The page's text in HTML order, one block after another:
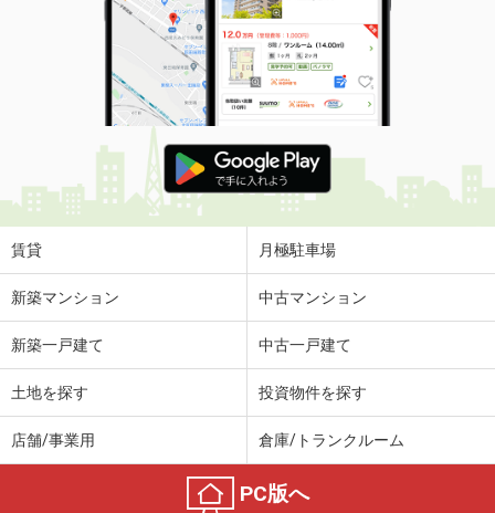
賃貸 月極駐車場
新築マンション 中古マンション
新築一戸建て 中古一戸建て
土地を探す 投資物件を探す
店舗/事業用 倉庫/トランクルーム
PC版へ